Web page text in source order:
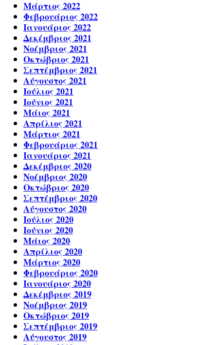
Μάρτιος 2022
Φεβρουάριος 2022
Ιανουάριος 2022
Δεκέμβριος 2021
Νοέμβριος 2021
Οκτώβριος 2021
Σεπτέμβριος 2021
Αύγουστος 2021
Ιούλιος 2021
Ιούνιος 2021
Μάιος 2021
Απρίλιος 2021
Μάρτιος 2021
Φεβρουάριος 2021
Ιανουάριος 2021
Δεκέμβριος 2020
Νοέμβριος 2020
Οκτώβριος 2020
Σεπτέμβριος 2020
Αύγουστος 2020
Ιούλιος 2020
Ιούνιος 2020
Μάιος 2020
Απρίλιος 2020
Μάρτιος 2020
Φεβρουάριος 2020
Ιανουάριος 2020
Δεκέμβριος 2019
Νοέμβριος 2019
Οκτώβριος 2019
Σεπτέμβριος 2019
Αύγουστος 2019